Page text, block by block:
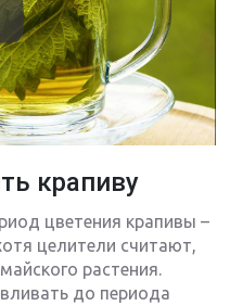
крапиву
цветения крапивы –
целители считают,
растения.
до периода